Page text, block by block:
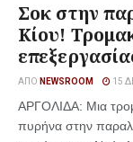
Σοκ στην
Κίου!
ΑΠΌ NEWSROOM 15
ΑΡΓΟΛΙΔΑ: Μια
πυρήνα στην